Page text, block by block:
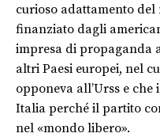
curioso adattamento
finanziato dagli
impresa di propaganda
altri Paesi europei, nel
opponeva all’Urss e
Italia perché il partito
nel «mondo libero».